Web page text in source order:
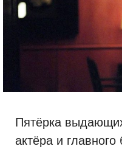
Пятёрка
актёра и